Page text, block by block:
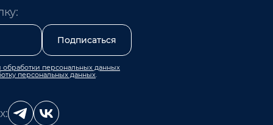
Подписаться
обработки персональных данных
персональных данных.